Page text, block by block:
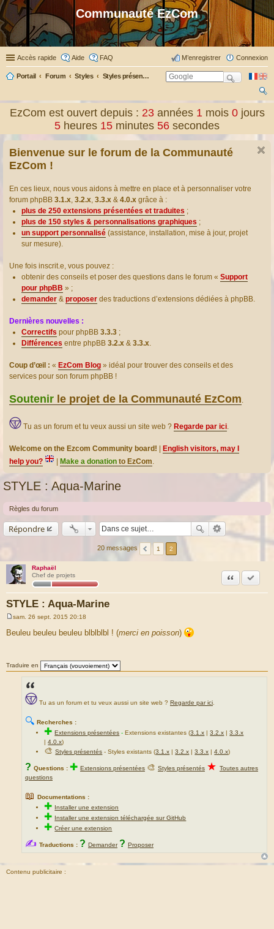
Communauté EzCom
Accès rapide Aide FAQ Connexion
M’enregistrer
Portail Forum Styles Styles présentés & traduits
ch
er
EzCom est ouvert depuis : 23 années1 mois0 jours
5 heures 15 minutes 56 secondes
Bienvenue sur le forum de la Communauté
EzCom !
En ces lieux, nous vous aidons à mettre en place et à personnaliser votre
forum phpBB 3.1.x, 3.2.x, 3.3.x & 4.0.x grâce à :
plus de 250 extensions présentées et traduites ;
plus de 150 styles & personnalisations graphiques ;
un support personnalisé (assistance, installation, mise à jour, projet
sur mesure).
Une fois inscrit.e, vous pouvez :
obtenir des conseils et poser des questions dans le forum « Support
pour phpBB » ;
demander & proposer des traductions d’extensions dédiées à phpBB.
Dernières nouvelles :
Correctifs pour phpBB 3.3.3 ;
Différences entre phpBB 3.2.x & 3.3.x.
Coup d’œil : « EzCom Blog » idéal pour trouver des conseils et des
services pour son forum phpBB !
Soutenir le projet de la Communauté EzCom.
Tu as un forum et tu veux aussi un site web ? Regarde par ici.
Welcome on the Ezcom Community board!
English visitors, may I
help you?
Make a donation to EzCom.
STYLE : Aqua-Marine
Règles du forum
Répondre
20 messages 1 2
Raphaël
Chef de projets
STYLE : Aqua-Marine
Citation
s
e
sam. 26 sept. 2015 20:18
Beuleu beuleu beuleu blblblbl ! (merci en poisson)
Traduire en
Tu as un forum et tu veux aussi un site web ? Regarde par ici
🔍 Recherches :
✚Extensions présentées -Extensions existantes (3.1.x |3.2.x |3.3.x
|4.0.x)
🎨Styles présentés - Styles existants (3.1.x |3.2.x |3.3.x |4.0.x)
? Questions : ✚ Extensions présentées 🎨 Styles présentés ★ Toutes autres
questions
📖 Documentations :
✚ Installer une extension
✚ Installer une extension téléchargée sur GitHub
✚Créer une extension
✍ Traductions : ? Demander ? Proposer
Contenu publicitaire :